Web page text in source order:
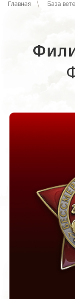
Главная База